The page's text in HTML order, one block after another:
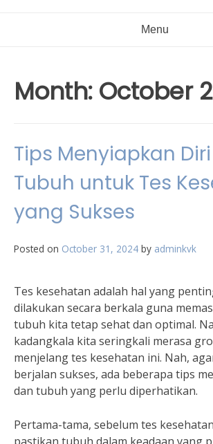
Menu
Month: October
Tips Menyiapkan
Tubuh untuk Tes
yang Sukses
Posted on October 31, 2024 by adminkvk
Tes kesehatan adalah hal yang
dilakukan secara berkala guna
tubuh kita tetap sehat dan optimal.
kadangkala kita seringkali merasa
menjelang tes kesehatan ini. Nah,
berjalan sukses, ada beberapa tips
dan tubuh yang perlu diperhatikan.
Pertama-tama, sebelum tes